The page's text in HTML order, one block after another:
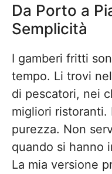
Da Porto a
Semplicità
I gamberi fritti
tempo. Li trovi
di pescatori, nei
migliori ristoranti.
purezza. Non
quando si hanno
La mia versione